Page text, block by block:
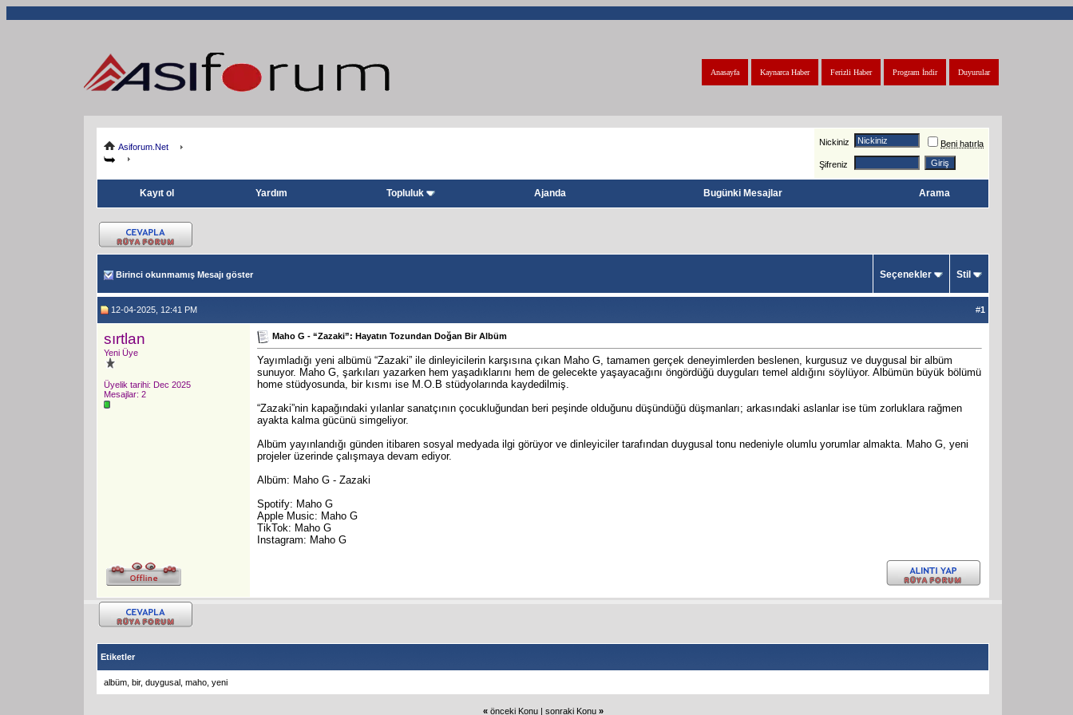
Duyurular
Program İndir
Ferizli Haber
Kaynarca Haber
Anasayfa
Asiforum.Net Nickiniz Beni hatırla
Şifreniz
Kayıt ol Yardım Topluluk Ajanda Bugünki Mesajlar Arama
Birinci okunmamış Mesajı göster Seçenekler Stil
12-04-2025, 12:41 PM #1
sırtlan
Yeni Üye
Üyelik tarihi: Dec 2025
Mesajlar: 2
Maho G - “Zazaki”: Hayatın Tozundan Doğan Bir Albüm
Yayımladığı yeni albümü “Zazaki” ile dinleyicilerin karşısına çıkan Maho G, tamamen gerçek deneyimlerden beslenen, kurgusuz ve duygusal bir albüm
sunuyor. Maho G, şarkıları yazarken hem yaşadıklarını hem de gelecekte yaşayacağını öngördüğü duyguları temel aldığını söylüyor. Albümün büyük bölümü
home stüdyosunda, bir kısmı ise M.O.B stüdyolarında kaydedilmiş.
“Zazaki”nin kapağındaki yılanlar sanatçının çocukluğundan beri peşinde olduğunu düşündüğü düşmanları; arkasındaki aslanlar ise tüm zorluklara rağmen
ayakta kalma gücünü simgeliyor.
Albüm yayınlandığı günden itibaren sosyal medyada ilgi görüyor ve dinleyiciler tarafından duygusal tonu nedeniyle olumlu yorumlar almakta. Maho G, yeni
projeler üzerinde çalışmaya devam ediyor.
Albüm: Maho G - Zazaki
Spotify: Maho G
Apple Music: Maho G
TikTok: Maho G
Instagram: Maho G
Etiketler
albüm bir, duygusal maho yeni
« önceki Konu| sonraki Konu »